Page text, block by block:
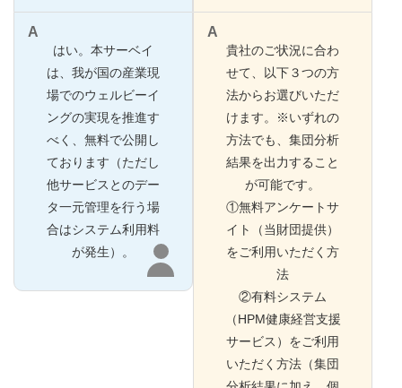
A
はい。本サーベイ
は、我が国の産業現
場でのウェルビーイ
ングの実現を推進す
べく、無料で公開し
ております（ただし
他サービスとのデー
タ一元管理を行う場
合はシステム利用料
が発生）。
A
貴社のご状況に合わ
せて、以下３つの方
法からお選びいただ
けます。※いずれの
方法でも、集団分析
結果を出力すること
が可能です。
①無料アンケートサ
イト（当財団提供）
をご利用いただく方
法
②有料システム
（HPM健康経営支援
サービス）をご利用
いただく方法（集団